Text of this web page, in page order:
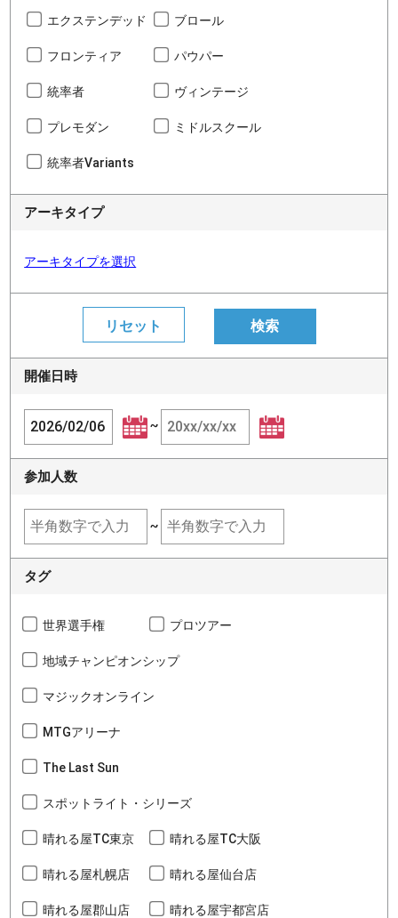
エクステンデッド ブロール
フロンティア パウパー
統率者 ヴィンテージ
プレモダン ミドルスクール
統率者Variants
アーキタイプ
アーキタイプを選択
開催日時
~
参加人数
~
タグ
世界選手権 プロツアー
地域チャンピオンシップ
マジックオンライン
MTGアリーナ
The Last Sun
スポットライト・シリーズ
晴れる屋TC東京 晴れる屋TC大阪
晴れる屋札幌店 晴れる屋仙台店
晴れる屋郡山店 晴れる屋宇都宮店